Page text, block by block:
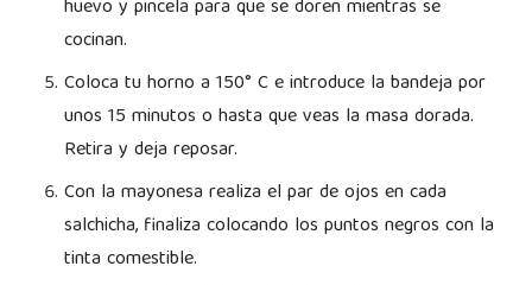
huevo y pincela para que se doren mientras se
cocinan.
Coloca tu horno a 150° C e introduce la bandeja por
unos 15 minutos o hasta que veas la masa dorada.
Retira y deja reposar.
Con la mayonesa realiza el par de ojos en cada
salchicha, finaliza colocando los puntos negros con la
tinta comestible.